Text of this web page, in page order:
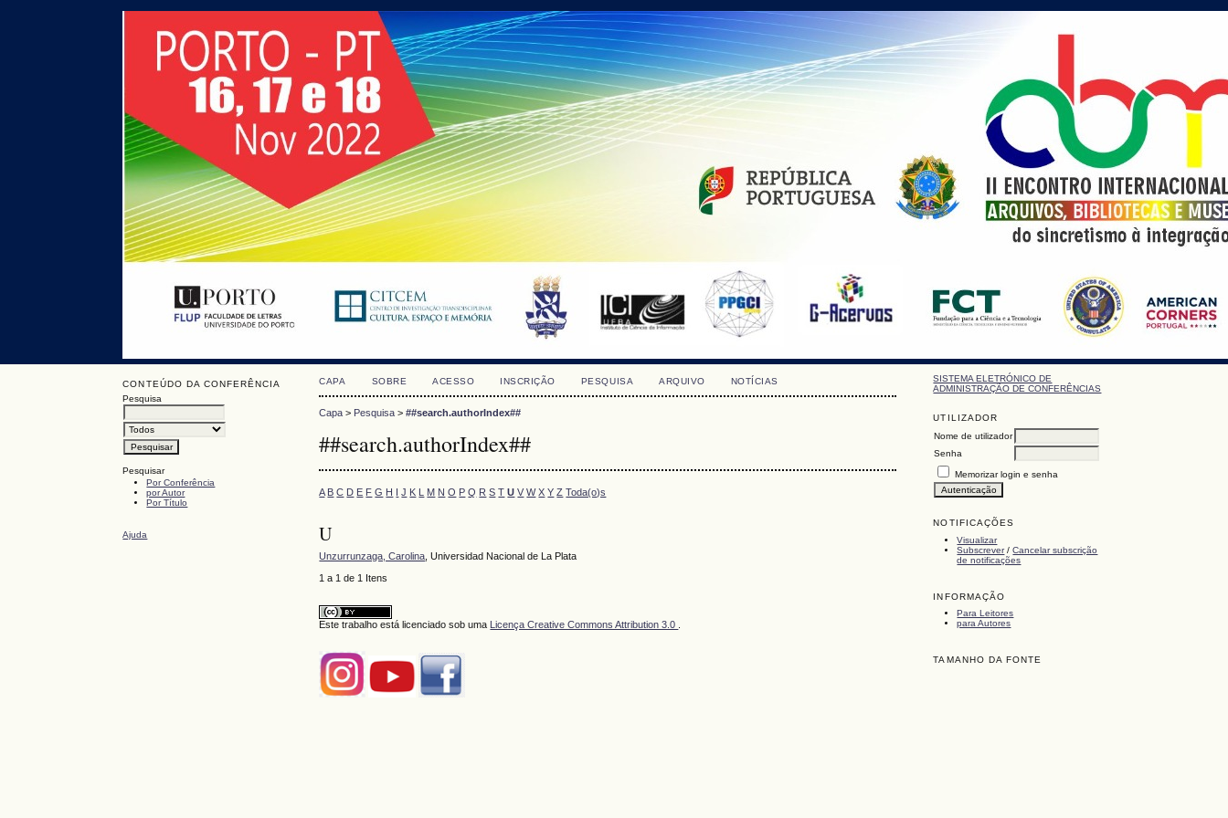
CONTEÚDO DA CONFERÊNCIA
Pesquisa
Pesquisar
Por Conferência
por Autor
Por Título
Ajuda
SISTEMA ELETRÓNICO DE
ADMINISTRAÇÃO DE CONFERÊNCIAS
UTILIZADOR
Nome de utilizador
Senha
Memorizar login e senha
NOTIFICAÇÕES
Visualizar
Subscrever/Cancelar subscrição
de notificações
INFORMAÇÃO
Para Leitores
para Autores
TAMANHO DA FONTE
CAPA SOBRE ACESSO INSCRIÇÃO PESQUISA ARQUIVO NOTÍCIAS
Capa > Pesquisa >##search.authorIndex##
##search.authorIndex##
A B C D E F G H I J K L M N O P Q R S T U V W X Y Z Toda(o)s
U
Unzurrunzaga, Carolina , Universidad Nacional de La Plata
1 a 1 de 1 Itens
Este trabalho está licenciado sob uma Licença Creative Commons Attribution 3.0